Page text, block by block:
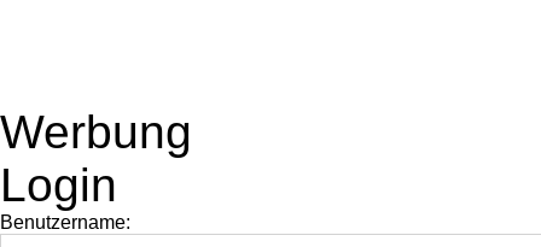
Werbung
Login
Benutzername: